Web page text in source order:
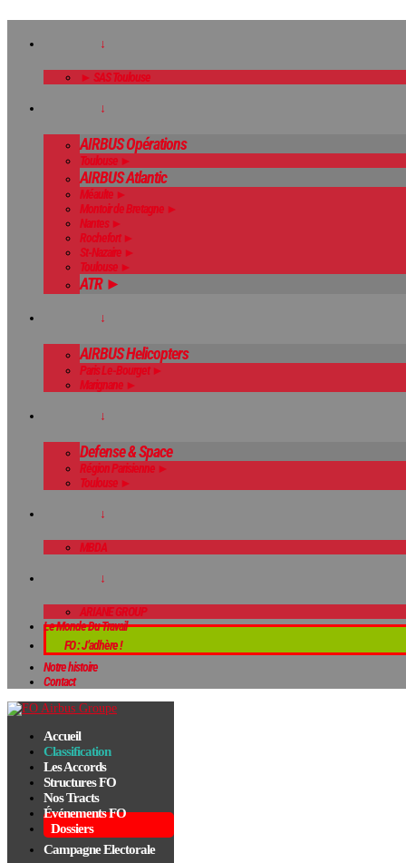
↓
► SAS Toulouse
↓
AIRBUS Opérations
Toulouse ►
AIRBUS Atlantic
Méaulte ►
Montoir de Bretagne ►
Nantes ►
Rochefort ►
St-Nazaire ►
Toulouse ►
ATR ►
↓
AIRBUS Helicopters
Paris Le-Bourget ►
Marignane ►
↓
Defense & Space
Région Parisienne ►
Toulouse ►
↓
MBDA
↓
ARIANE GROUP
Le Monde Du Travail
FO : J’adhère !
Notre histoire
Contact
Accueil
Classification
Les Accords
Structures FO
Nos Tracts
Événements FO
Dossiers
Campagne Electorale